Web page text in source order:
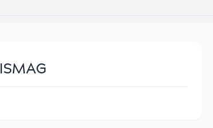
ISMAG